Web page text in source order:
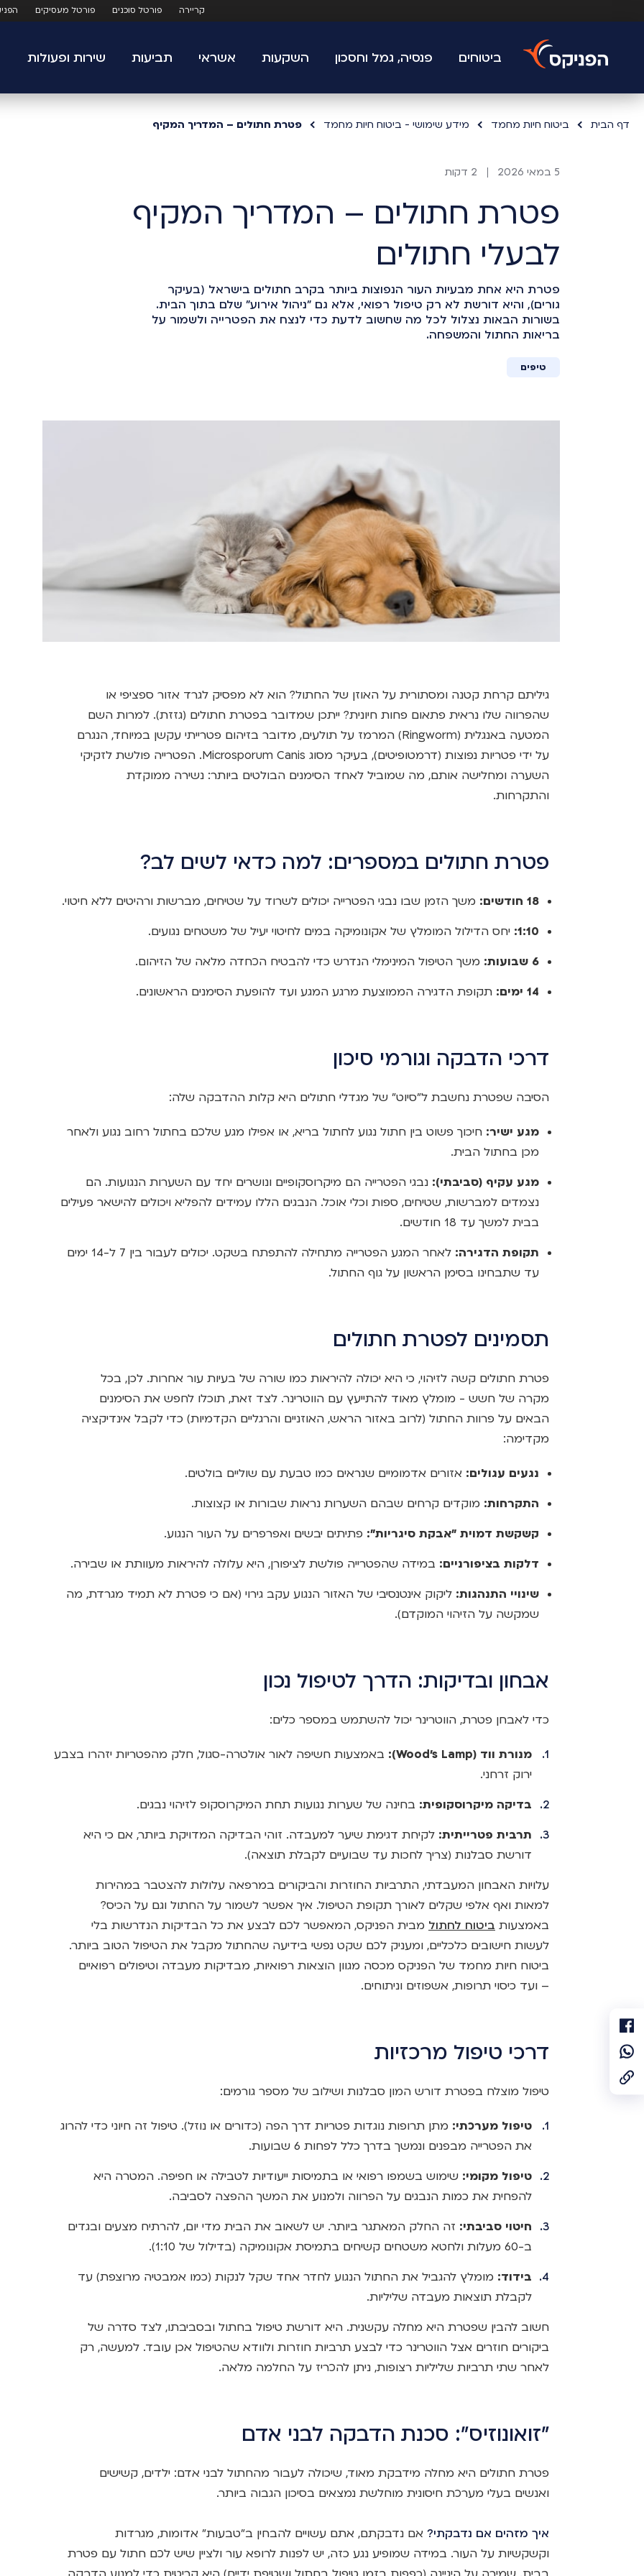
קריירה פורטל סוכנים פורטל מעסיקים
ביטוחים פנסיה, גמל וחסכון השקעות אשראי תביעות שירות ופעולות
דף הבית ביטוח חיות מחמד מידע שימושי - ביטוח חיות מחמד פטרת חתולים – המדריך המקיף
5 במאי 2026 2 דקות
פטרת חתולים – המדריך המקיף
לבעלי חתולים
פטרת היא אחת מבעיות העור הנפוצות ביותר בקרב חתולים בישראל (בעיקר
גורים), והיא דורשת לא רק טיפול רפואי, אלא גם "ניהול אירוע" שלם בתוך הבית.
בשורות הבאות נצלול לכל מה שחשוב לדעת כדי לנצח את הפטרייה ולשמור על
בריאות החתול והמשפחה.
טיפים
גיליתם קרחת קטנה ומסתורית על האוזן של החתול? הוא לא מפסיק לגרד אזור ספציפי או
שהפרווה שלו נראית פתאום פחות חיונית? ייתכן שמדובר בפטרת חתולים (גזזת). למרות השם
המטעה באנגלית (Ringworm) המרמז על תולעים, מדובר בזיהום פטרייתי עקשן במיוחד, הנגרם
על ידי פטריות נפוצות (דרמטופיטים), בעיקר מסוג Microsporum Canis. הפטרייה פולשת לזקיקי
השערה ומחלישה אותם, מה שמוביל לאחד הסימנים הבולטים ביותר: נשירה ממוקדת
והתקרחות.
פטרת חתולים במספרים: למה כדאי לשים לב?
18 חודשים:
משך הזמן שבו נבגי הפטרייה יכולים לשרוד על שטיחים, מברשות ורהיטים ללא חיטוי.
1:10: יחס הדילול המומלץ של אקונומיקה במים לחיטוי יעיל של משטחים נגועים.
6 שבועות:
משך הטיפול המינימלי הנדרש כדי להבטיח הכחדה מלאה של הזיהום.
14 ימים:
תקופת הדגירה הממוצעת מרגע המגע ועד להופעת הסימנים הראשונים.
דרכי הדבקה וגורמי סיכון
הסיבה שפטרת נחשבת ל"סיוט" של מגדלי חתולים היא קלות ההדבקה שלה:
מגע ישיר: חיכוך פשוט בין חתול נגוע לחתול בריא, או אפילו מגע שלכם בחתול רחוב נגוע ולאחר
מכן בחתול הבית.
מגע עקיף (סביבתי): נבגי הפטרייה הם מיקרוסקופיים ונושרים יחד עם השערות הנגועות. הם
נצמדים למברשות, שטיחים, ספות וכלי אוכל. הנבגים הללו עמידים להפליא ויכולים להישאר פעילים
בבית למשך עד 18 חודשים.
תקופת הדגירה:
לאחר המגע הפטרייה מתחילה להתפתח בשקט. יכולים לעבור בין 7 ל-14 ימים
עד שתבחינו בסימן הראשון על גוף החתול.
תסמינים לפטרת חתולים
פטרת חתולים קשה לזיהוי, כי היא יכולה להיראות כמו שורה של בעיות עור אחרות. לכן, בכל
מקרה של חשש - מומלץ מאוד להתייעץ עם הווטרינר. לצד זאת, תוכלו לחפש את הסימנים
הבאים על פרוות החתול (לרוב באזור הראש, האוזניים והרגליים הקדמיות) כדי לקבל אינדיקציה
מקדימה:
נגעים עגולים: אזורים אדמומיים שנראים כמו טבעת עם שוליים בולטים.
התקרחות: מוקדים קרחים שבהם השערות נראות שבורות או קצוצות.
קשקשת דמוית "אבקת סיגריות": פתיתים יבשים ואפרפרים על העור הנגוע.
דלקות בציפורניים: במידה שהפטרייה פולשת לציפורן, היא עלולה להיראות מעוותת או שבירה.
שינויי התנהגות: ליקוק אינטנסיבי של האזור הנגוע עקב גירוי (אם כי פטרת לא תמיד מגרדת, מה
שמקשה על הזיהוי המוקדם).
אבחון ובדיקות: הדרך לטיפול נכון
כדי לאבחן פטרת, הווטרינר יכול להשתמש במספר כלים:
מנורת ווד (Wood's Lamp):
באמצעות חשיפה לאור אולטרה-סגול, חלק מהפטריות יזהרו בצבע
ירוק זרחני.
בדיקה מיקרוסקופית: בחינה של שערות נגועות תחת המיקרוסקופ לזיהוי נבגים.
תרבית פטרייתית: לקיחת דגימת שיער למעבדה. זוהי הבדיקה המדויקת ביותר, אם כי היא
דורשת סבלנות (צריך לחכות עד שבועיים לקבלת תוצאה).
עלויות האבחון המעבדתי, התרביות החוזרות והביקורים במרפאה עלולות להצטבר במהירות
למאות ואף אלפי שקלים לאורך תקופת הטיפול. איך אפשר לשמור על החתול וגם על הכיס?
באמצעות ביטוח לחתול מבית הפניקס, המאפשר לכם לבצע את כל הבדיקות הנדרשות בלי
לעשות חישובים כלכליים, ומעניק לכם שקט נפשי בידיעה שהחתול מקבל את הטיפול הטוב ביותר.
ביטוח חיות מחמד של הפניקס מכסה מגוון הוצאות רפואיות, מבדיקות מעבדה וטיפולים רפואיים
– ועד כיסוי תרופות, אשפוזים וניתוחים.
דרכי טיפול מרכזיות
טיפול מוצלח בפטרת דורש המון סבלנות ושילוב של מספר גורמים:
טיפול מערכתי: מתן תרופות נוגדות פטריות דרך הפה (כדורים או נוזל). טיפול זה חיוני כדי להרוג
את הפטרייה מבפנים ונמשך בדרך כלל לפחות 6 שבועות.
טיפול מקומי: שימוש בשמפו רפואי או בתמיסות ייעודיות לטבילה או חפיפה. המטרה היא
להפחית את כמות הנבגים על הפרווה ולמנוע את המשך ההפצה לסביבה.
חיטוי סביבתי: זה החלק המאתגר ביותר. יש לשאוב את הבית מדי יום, להרתיח מצעים ובגדים
ב-60 מעלות ולחטא משטחים קשיחים בתמיסת אקונומיקה (בדילול של 1:10).
בידוד: מומלץ להגביל את החתול הנגוע לחדר אחד שקל לנקות (כמו אמבטיה מרוצפת) עד
לקבלת תוצאות מעבדה שליליות.
חשוב להבין שפטרת היא מחלה עקשנית. היא דורשת טיפול בחתול ובסביבתו, לצד סדרה של
ביקורים חוזרים אצל הווטרינר כדי לבצע תרביות חוזרות ולוודא שהטיפול אכן עובד. למעשה, רק
לאחר שתי תרביות שליליות רצופות, ניתן להכריז על החלמה מלאה.
"זואונוזיס": סכנת הדבקה לבני אדם
פטרת חתולים היא מחלה מידבקת מאוד, שיכולה לעבור מהחתול לבני אדם: ילדים, קשישים
ואנשים בעלי מערכת חיסונית מוחלשת נמצאים בסיכון הגבוה ביותר.
איך מזהים אם נדבקתי? אם נדבקתם, אתם עשויים להבחין ב"טבעות" אדומות, מגרדות
וקשקשיות על העור. במידה שמופיע נגע כזה, יש לפנות לרופא עור ולציין שיש לכם חתול עם פטרת